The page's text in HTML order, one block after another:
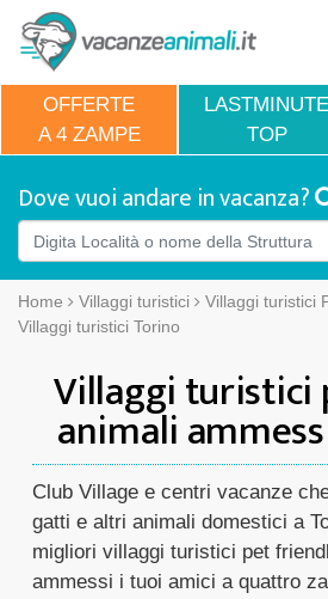
OFFERTE
A 4 ZAMPE
LASTMINUTE
TOP
Dove vuoi andare in vacanza?
Home Villaggi turistici
Villaggi turistici
Villaggi turistici Torino
Villaggi turistici
animali
Club Village e centri vacanze
gatti e altri animali domestici a
migliori villaggi turistici pet
ammessi i tuoi amici a quattro